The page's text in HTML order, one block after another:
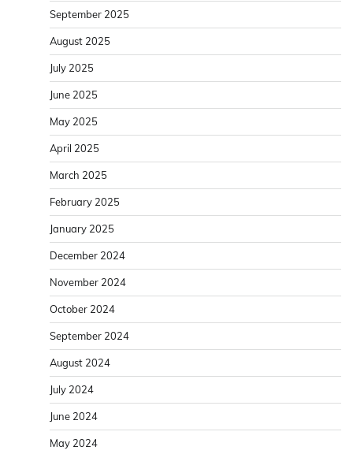
September 2025
August 2025
July 2025
June 2025
May 2025
April 2025
March 2025
February 2025
January 2025
December 2024
November 2024
October 2024
September 2024
August 2024
July 2024
June 2024
May 2024